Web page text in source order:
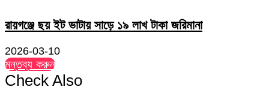
রায়গঞ্জে ছয় ইট ভাটায় সাড়ে ১৯ লাখ টাকা জরিমানা
2026-03-10
মন্তব্য করুন
Check Also